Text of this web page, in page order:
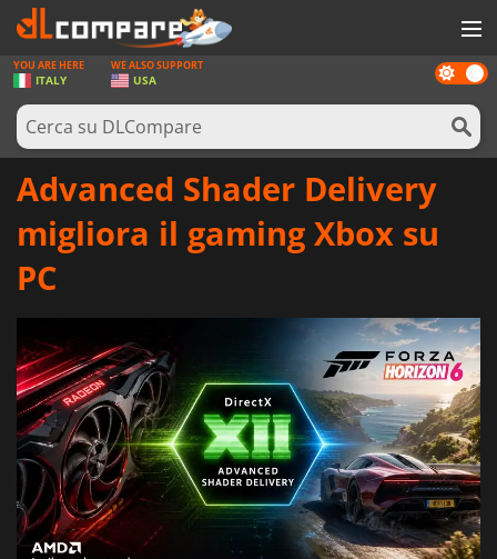
GIOCHI
PREPAGATE
SOFTWARE
HARDWARE
ACCEDI O REGISTRATI
Dark
mode
YOU ARE HERE
ITALY
WE ALSO SUPPORT
USA
Advanced Shader Delivery
migliora il gaming Xbox su
PC